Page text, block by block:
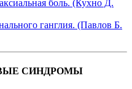
боль. (Кухно Д.
ганглия. (Павлов Б.
СИНДРОМЫ